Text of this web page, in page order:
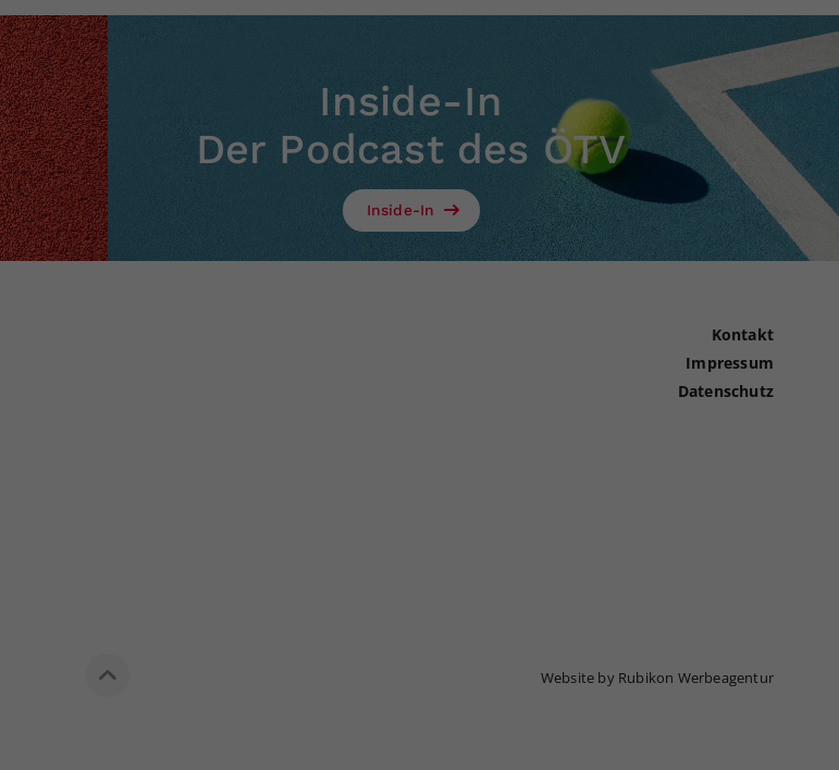
Inside-In
Der Podcast des ÖTV
Inside-In
Kontakt
Impressum
Datenschutz
Website by Rubikon Werbeagentur